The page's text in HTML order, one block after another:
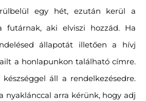
egy hét, ezután kerül a
futárnak, aki elviszi hozzád. Ha
állapotát illetően a hívj
a honlapunkon található címre.
áll a rendelkezésedre.
nyaklánccal arra kérünk, hogy adj